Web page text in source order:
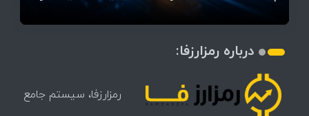
درباره رمزارزفا:
رمزارزفا، سیستم جامع